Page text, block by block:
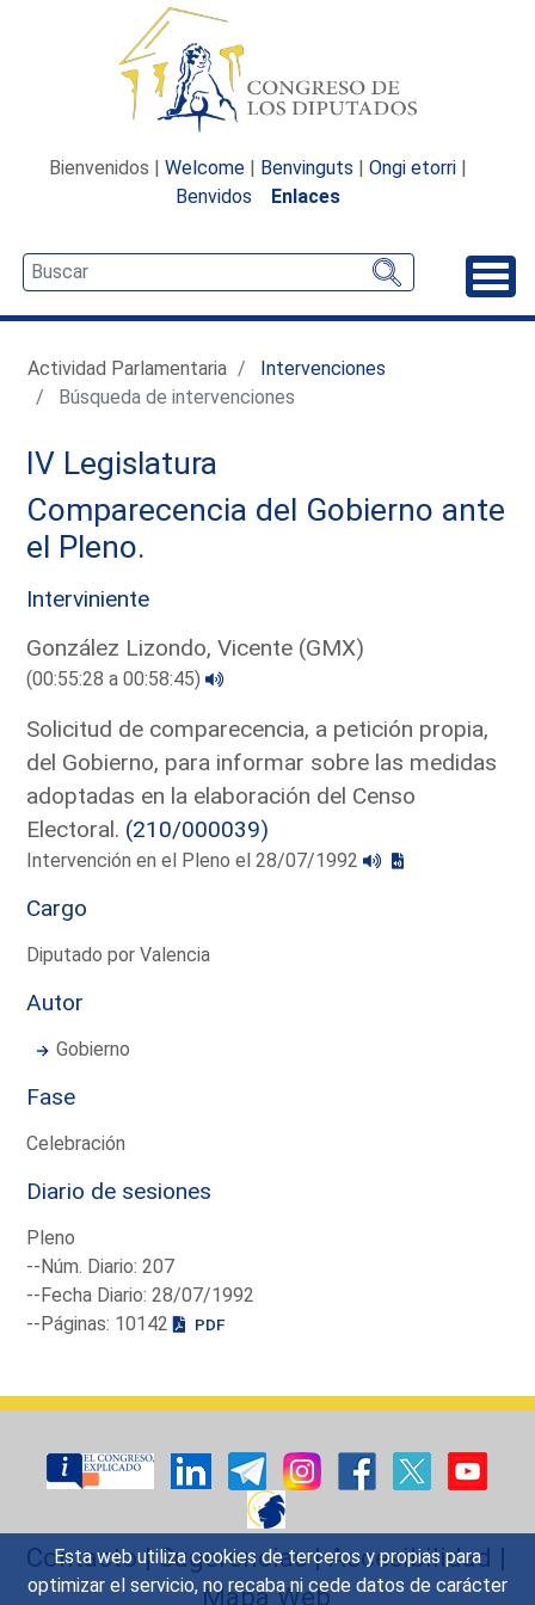
Esta web utiliza cookies de terceros y propias para
optimizar el servicio, no recaba ni cede datos de carácter
Bienvenidos | Welcome | Benvinguts | Ongi etorri |
Benvidos
Enlaces
Actividad Parlamentaria
Intervenciones
Búsqueda de intervenciones
IV Legislatura
Comparecencia del Gobierno ante
el Pleno.
Interviniente
González Lizondo, Vicente (GMX)
(00:55:28 a 00:58:45)
Solicitud de comparecencia, a petición propia,
del Gobierno, para informar sobre las medidas
adoptadas en la elaboración del Censo
Electoral. (210/000039)
Intervención en el Pleno el 28/07/1992
Cargo
Diputado por Valencia
Autor
Gobierno
Fase
Celebración
Diario de sesiones
Pleno
--Núm. Diario: 207
--Fecha Diario: 28/07/1992
--Páginas: 10142
PDF
Contacto|Sugerencias|Accesibilidad |
Mapa Web